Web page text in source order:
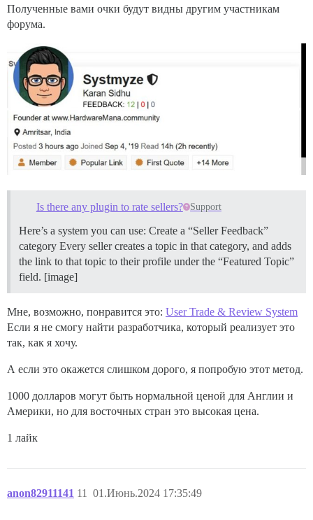
Полученные вами очки будут видны другим участникам
форума.
Is there any plugin to rate sellers? Support
Here’s a system you can use: Create a “Seller Feedback”
category Every seller creates a topic in that category, and adds
the link to that topic to their profile under the “Featured Topic”
field. [image]
Мне, возможно, понравится это: User Trade & Review System
Если я не смогу найти разработчика, который реализует это
так, как я хочу.
А если это окажется слишком дорого, я попробую этот метод.
1000 долларов могут быть нормальной ценой для Англии и
Америки, но для восточных стран это высокая цена.
1 лайк
anon82911141 01.Июнь.2024 17:35:49
11